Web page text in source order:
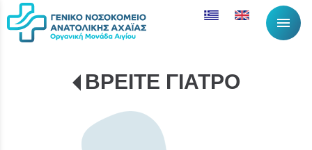
menu
ΒΡΕΙΤΕ ΓΙΑΤΡΟ
Λίστα